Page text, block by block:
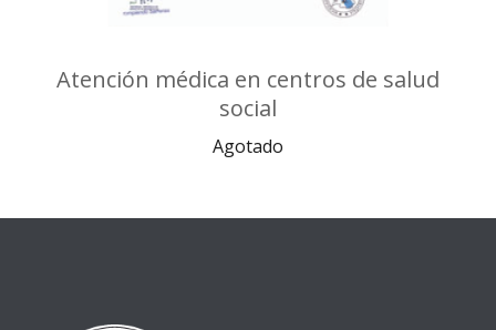
Atención médica en centros de salud
social
Agotado